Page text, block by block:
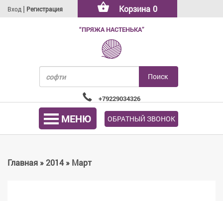
Вход | Регистрация Корзина 0
“ПРЯЖА НАСТЕНЬКА”
+79229034326
МЕНЮ ОБРАТНЫЙ ЗВОНОК
Главная»2014» Март